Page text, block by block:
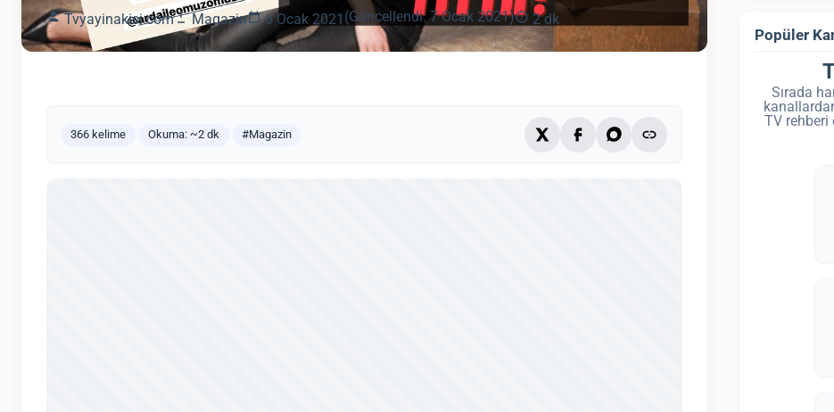
Tvyayinakisi.com Magazin 6 Ocak 2021 (Güncellendi: 7 Ocak 2021) 2 dk
366 kelime Okuma: ~2 dk #Magazin
Popüler
Sırada
TV